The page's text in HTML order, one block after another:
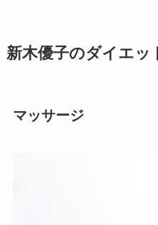
新木優子のダイエッ
マッサージ